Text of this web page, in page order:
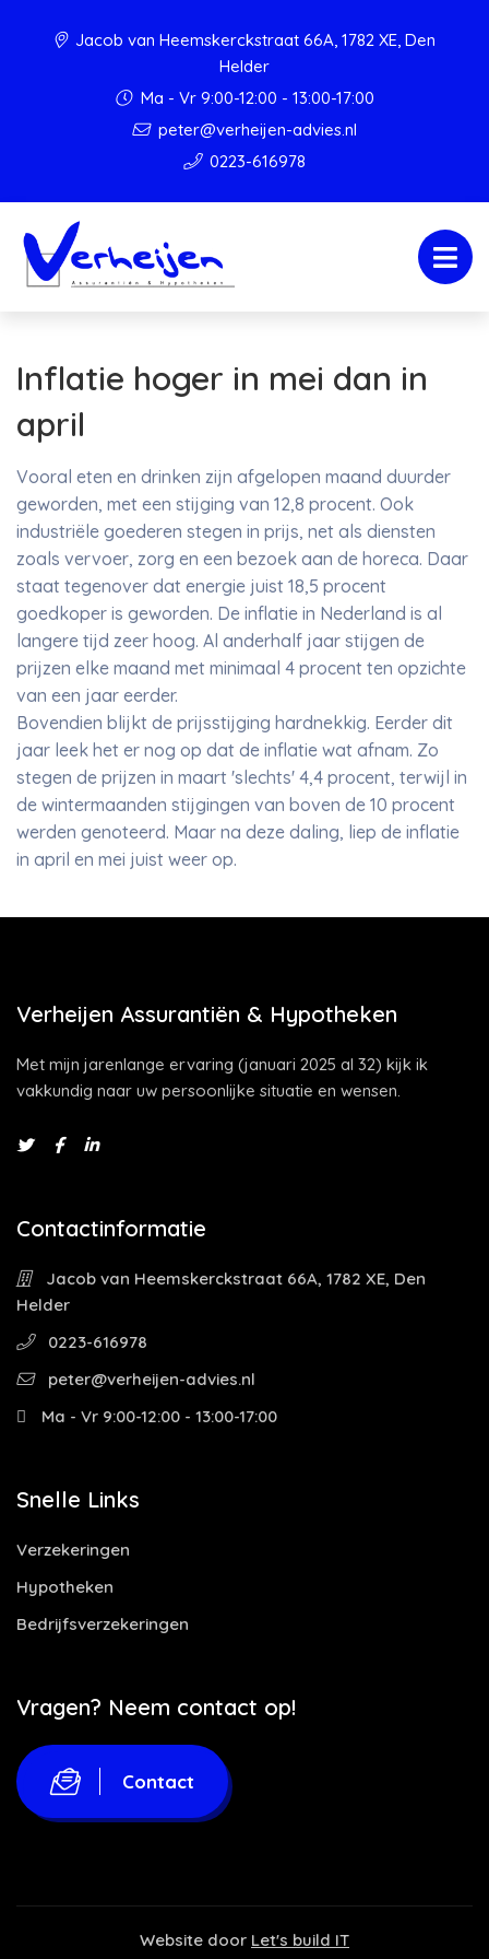
Jacob van Heemskerckstraat 66A, 1782 XE, Den
Helder
Ma - Vr 9:00-12:00 - 13:00-17:00
peter@verheijen-advies.nl
0223-616978
Inflatie hoger in mei dan in
april
Vooral eten en drinken zijn afgelopen maand duurder
geworden, met een stijging van 12,8 procent. Ook
industriële goederen stegen in prijs, net als diensten
zoals vervoer, zorg en een bezoek aan de horeca. Daar
staat tegenover dat energie juist 18,5 procent
goedkoper is geworden. De inflatie in Nederland is al
langere tijd zeer hoog. Al anderhalf jaar stijgen de
prijzen elke maand met minimaal 4 procent ten opzichte
van een jaar eerder.
Bovendien blijkt de prijsstijging hardnekkig. Eerder dit
jaar leek het er nog op dat de inflatie wat afnam. Zo
stegen de prijzen in maart 'slechts' 4,4 procent, terwijl in
de wintermaanden stijgingen van boven de 10 procent
werden genoteerd. Maar na deze daling, liep de inflatie
in april en mei juist weer op.
Verheijen Assurantiën & Hypotheken
Met mijn jarenlange ervaring (januari 2025 al 32) kijk ik
vakkundig naar uw persoonlijke situatie en wensen.
Contactinformatie
Jacob van Heemskerckstraat 66A, 1782 XE, Den
Helder
0223-616978
peter@verheijen-advies.nl
Ma - Vr 9:00-12:00 - 13:00-17:00
Snelle Links
Verzekeringen
Hypotheken
Bedrijfsverzekeringen
Vragen? Neem contact op!
Contact
Website door Let's build IT